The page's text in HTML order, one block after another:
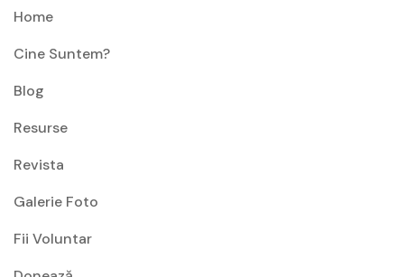
Home
Cine Suntem?
Blog
Resurse
Revista
Galerie Foto
Fii Voluntar